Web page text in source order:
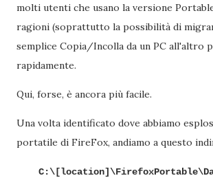
molti utenti che usano la versione
ragioni (soprattutto la possibilità di
semplice Copia/Incolla da un PC all'altro
rapidamente.
Qui, forse, è ancora più facile.
Una volta identificato dove abbiamo
portatile di FireFox, andiamo a questo